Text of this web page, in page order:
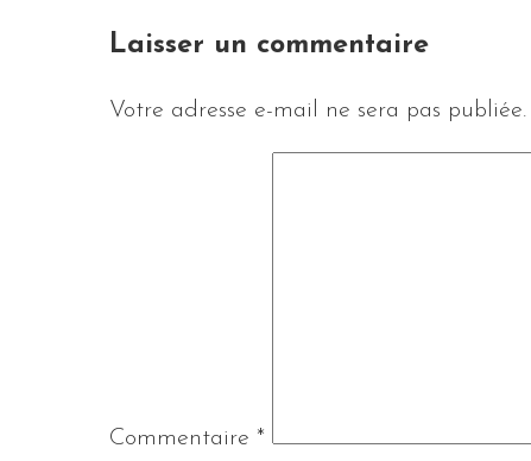
Laisser un commentaire
Votre adresse e-mail ne sera pas publiée.
Commentaire *